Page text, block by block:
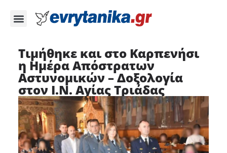
Τιμήθηκε και στο Καρπενήσι
η Ημέρα Απόστρατων
Αστυνομικών – Δοξολογία
στον Ι.Ν. Αγίας Τριάδας